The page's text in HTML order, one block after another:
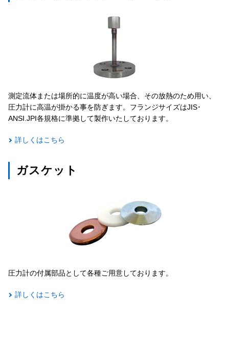
測定流体または場所的に温度が高い場合、その放熱のため用い、
圧力計に高温が掛かる事を防ぎます。フランジサイズはJIS･
ANSI.JPI各規格に準拠して製作いたしております。
詳しくはこちら
ガスケット
圧力計の付属部品として各種ご用意しております。
詳しくはこちら